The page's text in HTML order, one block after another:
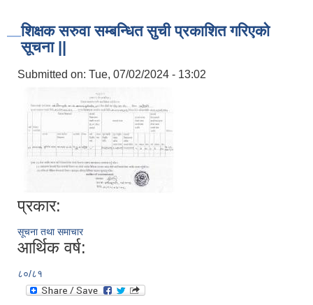
शिक्षक सरुवा सम्बन्धित सुची प्रकाशित गरिएको
सूचना ||
Submitted on: Tue, 07/02/2024 - 13:02
प्रकार:
सूचना तथा समाचार
आर्थिक वर्ष:
८०/८१